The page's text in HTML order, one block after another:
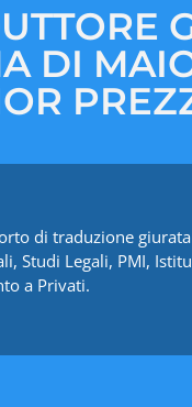
DI
di traduzione
Studi Legali, PMI,
a Privati.